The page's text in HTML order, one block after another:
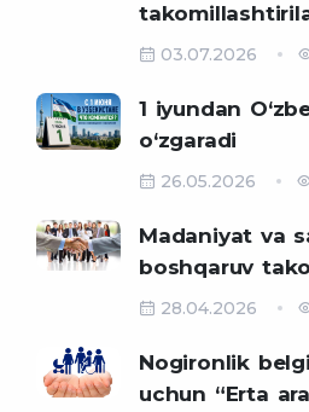
03.07.2026
1 iyundan
o‘zgaradi
26.05.2026
Madaniyat va
boshqaruv
28.04.2026
Nogironlik
uchun “Erta